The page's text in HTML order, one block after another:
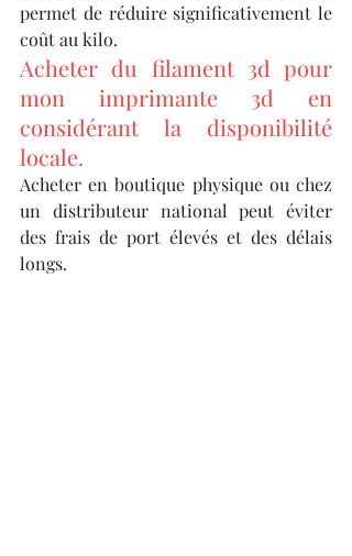
permet de réduire significativement le
coût au kilo.
Acheter du filament 3d pour
mon imprimante 3d en
considérant la disponibilité
locale.
Acheter en boutique physique ou chez
un distributeur national peut éviter
des frais de port élevés et des délais
longs.